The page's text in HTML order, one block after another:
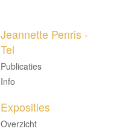
Jeannette Penris -
Tel
Publicaties
Info
Exposities
Overzicht